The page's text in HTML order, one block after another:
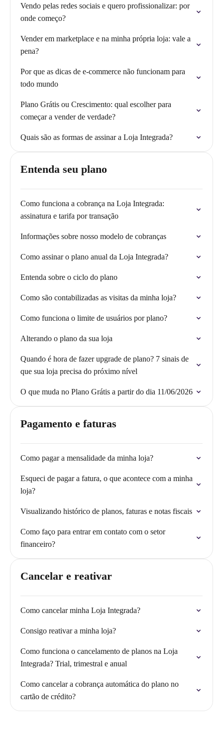
Vendo pelas redes sociais e quero profissionalizar: por
onde começo?
Vender em marketplace e na minha própria loja: vale a
pena?
Por que as dicas de e-commerce não funcionam para
todo mundo
Plano Grátis ou Crescimento: qual escolher para
começar a vender de verdade?
Quais são as formas de assinar a Loja Integrada?
Entenda seu plano
Como funciona a cobrança na Loja Integrada:
assinatura e tarifa por transação
Informações sobre nosso modelo de cobranças
Como assinar o plano anual da Loja Integrada?
Entenda sobre o ciclo do plano
Como são contabilizadas as visitas da minha loja?
Como funciona o limite de usuários por plano?
Alterando o plano da sua loja
Quando é hora de fazer upgrade de plano? 7 sinais de
que sua loja precisa do próximo nível
O que muda no Plano Grátis a partir do dia 11/06/2026
Pagamento e faturas
Como pagar a mensalidade da minha loja?
Esqueci de pagar a fatura, o que acontece com a minha
loja?
Visualizando histórico de planos, faturas e notas fiscais
Como faço para entrar em contato com o setor
financeiro?
Cancelar e reativar
Como cancelar minha Loja Integrada?
Consigo reativar a minha loja?
Como funciona o cancelamento de planos na Loja
Integrada? Trial, trimestral e anual
Como cancelar a cobrança automática do plano no
cartão de crédito?